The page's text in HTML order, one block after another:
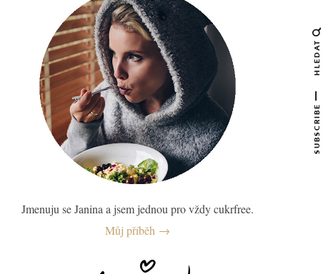
Jmenuju se Janina a jsem jednou pro vždy cukrfree.
Můj příběh →
HLEDAT
SUBSCRIBE